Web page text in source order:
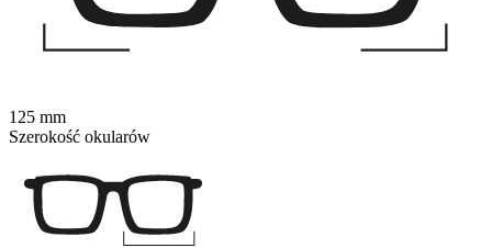
125 mm
Szerokość okularów